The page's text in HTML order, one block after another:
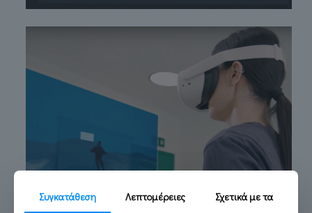
Συγκατάθεση Λεπτομέρειες Σχετικά με τα